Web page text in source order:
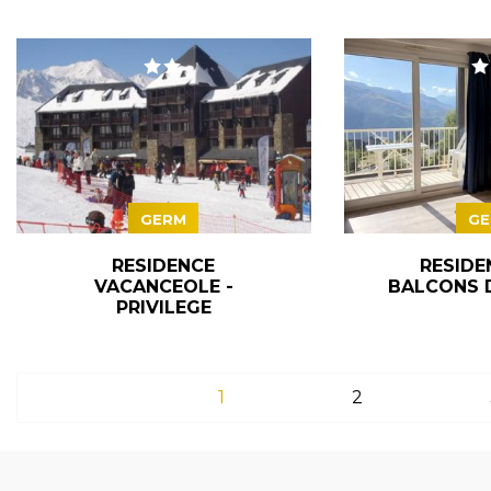
GERM
RESIDENCE
VACANCEOLE -
PRIVILEGE
BALCONS
1 2